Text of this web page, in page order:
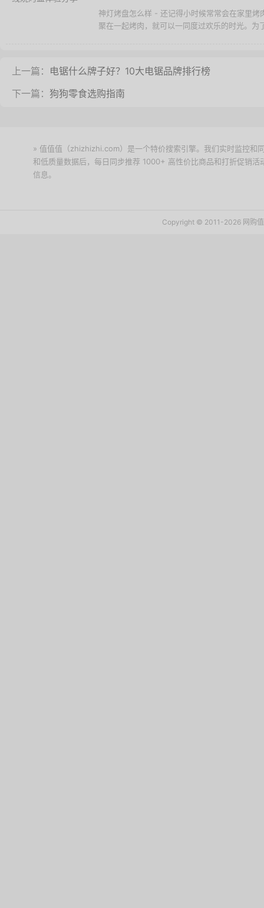
神灯烤盘怎么样 - 还记得小时候常常会在家里
聚在一起烤肉，就可以一同度过欢乐的时光。
上一篇： 电锯什么牌子好？10大电锯品牌排行榜
下一篇： 狗狗零食选购指南
» 值值值（zhizhizhi.com）是一个特价搜索引擎。我们实时监控和
和低质量数据后，每日同步推荐 1000+ 高性价比商品和打折促销
信息。
Copyright © 2011-2026 网购